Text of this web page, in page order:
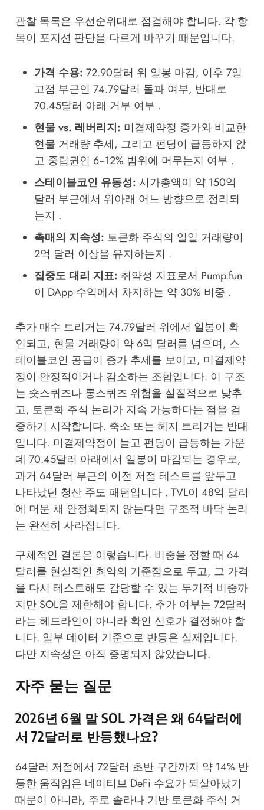
관찰 목록은 우선순위대로 점검해야 합니다. 각 항
목이 포지션 판단을 다르게 바꾸기 때문입니다.
가격 수용: 72.90달러 위 일봉 마감, 이후 7일
고점 부근인 74.79달러 돌파 여부, 반대로
70.45달러 아래 거부 여부 .
현물 vs. 레버리지: 미결제약정 증가와 비교한
현물 거래량 추세, 그리고 펀딩이 급등하지 않
고 중립권인 6~12% 범위에 머무는지 여부 .
스테이블코인 유동성: 시가총액이 약 150억
달러 부근에서 위아래 어느 방향으로 정리되
는지 .
촉매의 지속성: 토큰화 주식의 일일 거래량이
2억 달러 이상을 유지하는지 .
집중도 대리 지표: 취약성 지표로서 Pump.fun
이 DApp 수익에서 차지하는 약 30% 비중 .
추가 매수 트리거는 74.79달러 위에서 일봉이 확
인되고, 현물 거래량이 약 6억 달러를 넘으며, 스
테이블코인 공급이 증가 추세를 보이고, 미결제약
정이 안정적이거나 감소하는 조합입니다. 이 구조
는 숏스퀴즈나 롱스퀴즈 위험을 실질적으로 낮추
고, 토큰화 주식 논리가 지속 가능하다는 점을 검
증하기 시작합니다. 축소 또는 헤지 트리거는 반대
입니다. 미결제약정이 늘고 펀딩이 급등하는 가운
데 70.45달러 아래에서 일봉이 마감되는 경우로,
과거 64달러 부근의 이전 저점 테스트를 앞두고
나타났던 청산 주도 패턴입니다 . TVL이 48억 달러
에 머문 채 안정화되지 않는다면 구조적 바닥 논리
는 완전히 사라집니다.
구체적인 결론은 이렇습니다. 비중을 정할 때 64
달러를 현실적인 최악의 기준점으로 두고, 그 가격
을 다시 테스트해도 감당할 수 있는 투기적 비중까
지만 SOL을 제한해야 합니다. 추가 여부는 72달러
라는 헤드라인이 아니라 확인 신호가 결정해야 합
니다. 일부 데이터 기준으로 반등은 실제입니다.
다만 지속성은 아직 증명되지 않았습니다.
자주 묻는 질문
2026년 6월 말 SOL 가격은 왜 64달러에
서 72달러로 반등했나요?
64달러 저점에서 72달러 초반 구간까지 약 14% 반
등한 움직임은 네이티브 DeFi 수요가 되살아났기
때문이 아니라, 주로 솔라나 기반 토큰화 주식 거